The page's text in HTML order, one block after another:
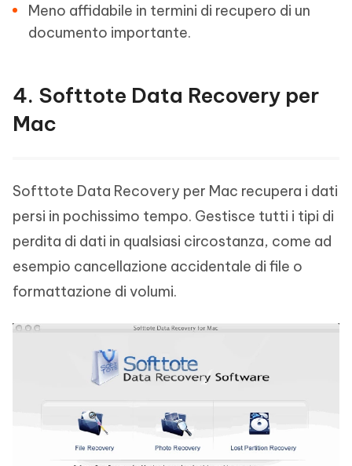
Meno affidabile in termini di recupero di un
documento importante.
4. Softtote Data Recovery per
Mac
Softtote Data Recovery per Mac recupera i dati
persi in pochissimo tempo. Gestisce tutti i tipi di
perdita di dati in qualsiasi circostanza, come ad
esempio cancellazione accidentale di file o
formattazione di volumi.